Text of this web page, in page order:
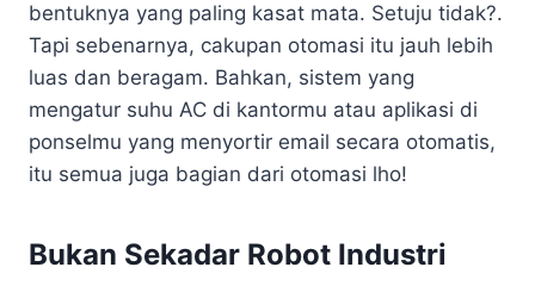
bentuknya yang paling kasat mata. Setuju tidak?.
Tapi sebenarnya, cakupan otomasi itu jauh lebih
luas dan beragam. Bahkan, sistem yang
mengatur suhu AC di kantormu atau aplikasi di
ponselmu yang menyortir email secara otomatis,
itu semua juga bagian dari otomasi lho!
Bukan Sekadar Robot Industri